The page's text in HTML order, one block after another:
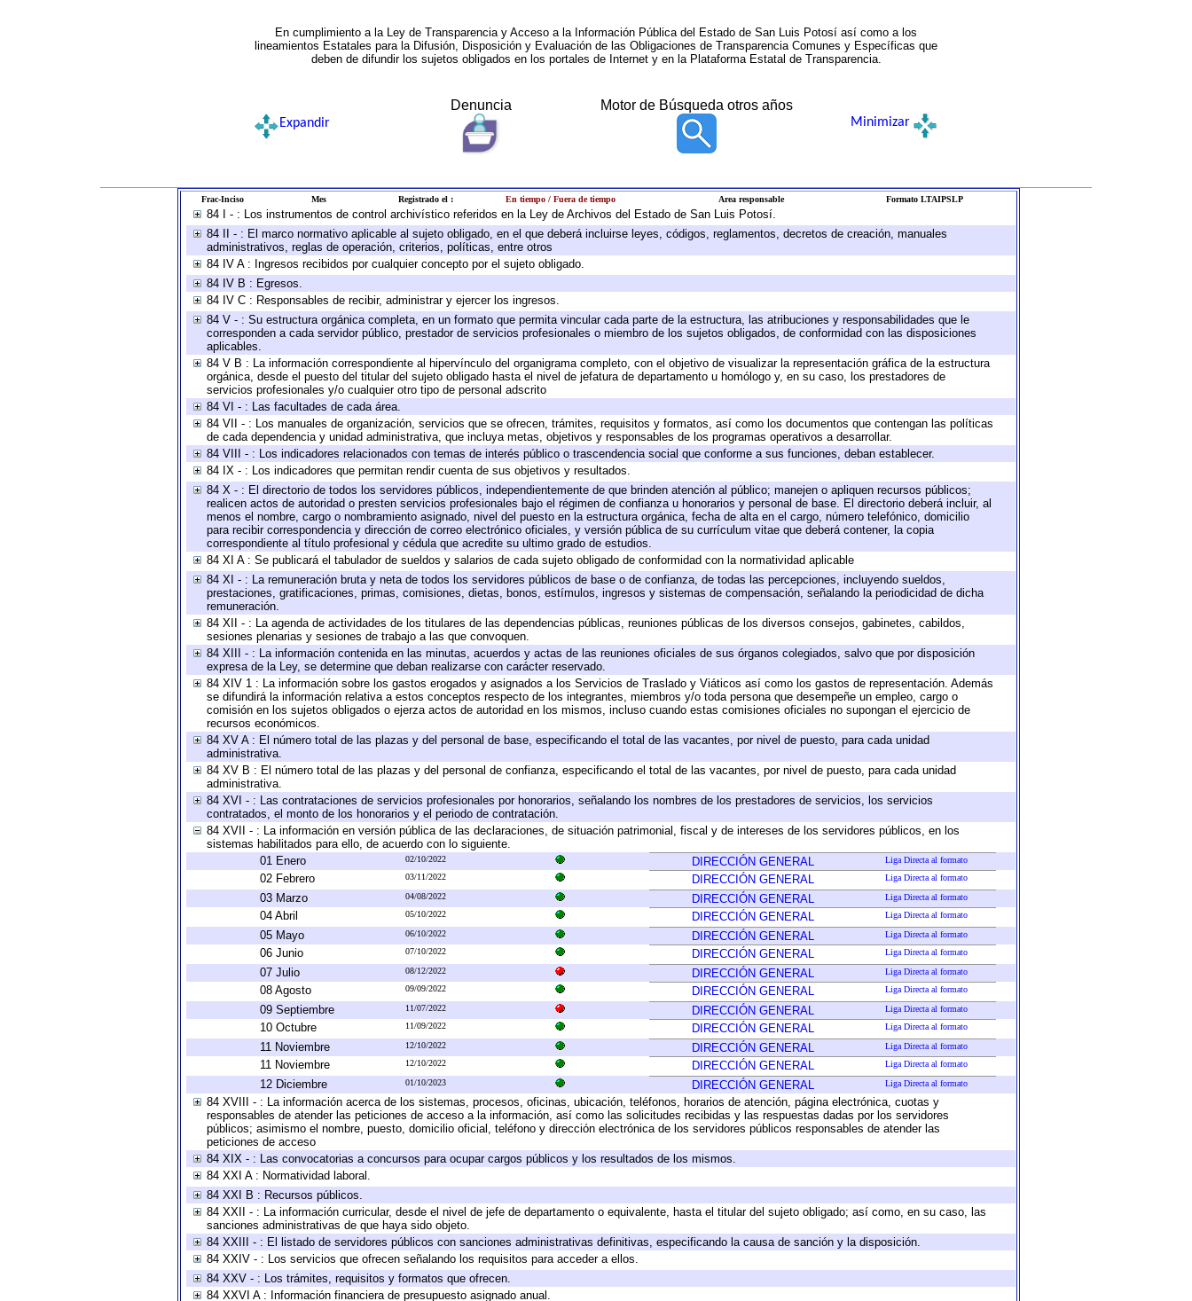
En cumplimiento a la Ley de Transparencia y Acceso a la Información Pública del Estado de San Luis Potosí así como a los
lineamientos Estatales para la Difusión, Disposición y Evaluación de las Obligaciones de Transparencia Comunes y Específicas que
deben de difundir los sujetos obligados en los portales de Internet y en la Plataforma Estatal de Transparencia.
Denuncia Motor de Búsqueda otros años
Expandir Minimizar
Frac-Inciso Mes Registrado el : En tiempo / Fuera de tiempo Area responsable Formato LTAIPSLP
84 I - : Los instrumentos de control archivístico referidos en la Ley de Archivos del Estado de San Luis Potosí.
84 II - : El marco normativo aplicable al sujeto obligado, en el que deberá incluirse leyes, códigos, reglamentos, decretos de creación, manuales
administrativos, reglas de operación, criterios, políticas, entre otros
84 IV A : Ingresos recibidos por cualquier concepto por el sujeto obligado.
84 IV B : Egresos.
84 IV C : Responsables de recibir, administrar y ejercer los ingresos.
84 V - : Su estructura orgánica completa, en un formato que permita vincular cada parte de la estructura, las atribuciones y responsabilidades que le
corresponden a cada servidor público, prestador de servicios profesionales o miembro de los sujetos obligados, de conformidad con las disposiciones
aplicables.
84 V B : La información correspondiente al hipervínculo del organigrama completo, con el objetivo de visualizar la representación gráfica de la estructura
orgánica, desde el puesto del titular del sujeto obligado hasta el nivel de jefatura de departamento u homólogo y, en su caso, los prestadores de
servicios profesionales y/o cualquier otro tipo de personal adscrito
84 VI - : Las facultades de cada área.
84 VII - : Los manuales de organización, servicios que se ofrecen, trámites, requisitos y formatos, así como los documentos que contengan las políticas
de cada dependencia y unidad administrativa, que incluya metas, objetivos y responsables de los programas operativos a desarrollar.
84 VIII - : Los indicadores relacionados con temas de interés público o trascendencia social que conforme a sus funciones, deban establecer.
84 IX - : Los indicadores que permitan rendir cuenta de sus objetivos y resultados.
84 X - : El directorio de todos los servidores públicos, independientemente de que brinden atención al público; manejen o apliquen recursos públicos;
realicen actos de autoridad o presten servicios profesionales bajo el régimen de confianza u honorarios y personal de base. El directorio deberá incluir, al
menos el nombre, cargo o nombramiento asignado, nivel del puesto en la estructura orgánica, fecha de alta en el cargo, número telefónico, domicilio
para recibir correspondencia y dirección de correo electrónico oficiales, y versión pública de su currículum vitae que deberá contener, la copia
correspondiente al título profesional y cédula que acredite su ultimo grado de estudios.
84 XI A : Se publicará el tabulador de sueldos y salarios de cada sujeto obligado de conformidad con la normatividad aplicable
84 XI - : La remuneración bruta y neta de todos los servidores públicos de base o de confianza, de todas las percepciones, incluyendo sueldos,
prestaciones, gratificaciones, primas, comisiones, dietas, bonos, estímulos, ingresos y sistemas de compensación, señalando la periodicidad de dicha
remuneración.
84 XII - : La agenda de actividades de los titulares de las dependencias públicas, reuniones públicas de los diversos consejos, gabinetes, cabildos,
sesiones plenarias y sesiones de trabajo a las que convoquen.
84 XIII - : La información contenida en las minutas, acuerdos y actas de las reuniones oficiales de sus órganos colegiados, salvo que por disposición
expresa de la Ley, se determine que deban realizarse con carácter reservado.
84 XIV 1 : La información sobre los gastos erogados y asignados a los Servicios de Traslado y Viáticos así como los gastos de representación. Además
se difundirá la información relativa a estos conceptos respecto de los integrantes, miembros y/o toda persona que desempeñe un empleo, cargo o
comisión en los sujetos obligados o ejerza actos de autoridad en los mismos, incluso cuando estas comisiones oficiales no supongan el ejercicio de
recursos económicos.
84 XV A : El número total de las plazas y del personal de base, especificando el total de las vacantes, por nivel de puesto, para cada unidad
administrativa.
84 XV B : El número total de las plazas y del personal de confianza, especificando el total de las vacantes, por nivel de puesto, para cada unidad
administrativa.
84 XVI - : Las contrataciones de servicios profesionales por honorarios, señalando los nombres de los prestadores de servicios, los servicios
contratados, el monto de los honorarios y el periodo de contratación.
84 XVII - : La información en versión pública de las declaraciones, de situación patrimonial, fiscal y de intereses de los servidores públicos, en los
sistemas habilitados para ello, de acuerdo con lo siguiente.
01 Enero
02/10/2022 DIRECCIÓN GENERAL Liga Directa al formato
02 Febrero 03/11/2022 DIRECCIÓN GENERAL Liga Directa al formato
03 Marzo 04/08/2022 DIRECCIÓN GENERAL Liga Directa al formato
04 Abril 05/10/2022 DIRECCIÓN GENERAL Liga Directa al formato
05 Mayo 06/10/2022 DIRECCIÓN GENERAL Liga Directa al formato
06 Junio 07/10/2022 DIRECCIÓN GENERAL Liga Directa al formato
07 Julio 08/12/2022 DIRECCIÓN GENERAL Liga Directa al formato
08 Agosto 09/09/2022 DIRECCIÓN GENERAL Liga Directa al formato
09 Septiembre 11/07/2022 DIRECCIÓN GENERAL Liga Directa al formato
10 Octubre 11/09/2022 DIRECCIÓN GENERAL Liga Directa al formato
11 Noviembre 12/10/2022 DIRECCIÓN GENERAL Liga Directa al formato
11 Noviembre 12/10/2022 DIRECCIÓN GENERAL Liga Directa al formato
12 Diciembre 01/10/2023 DIRECCIÓN GENERAL Liga Directa al formato
84 XVIII - : La información acerca de los sistemas, procesos, oficinas, ubicación, teléfonos, horarios de atención, página electrónica, cuotas y
responsables de atender las peticiones de acceso a la información, así como las solicitudes recibidas y las respuestas dadas por los servidores
públicos; asimismo el nombre, puesto, domicilio oficial, teléfono y dirección electrónica de los servidores públicos responsables de atender las
peticiones de acceso
84 XIX - : Las convocatorias a concursos para ocupar cargos públicos y los resultados de los mismos.
84 XXI A : Normatividad laboral.
84 XXI B : Recursos públicos.
84 XXII - : La información curricular, desde el nivel de jefe de departamento o equivalente, hasta el titular del sujeto obligado; así como, en su caso, las
sanciones administrativas de que haya sido objeto.
84 XXIII - : El listado de servidores públicos con sanciones administrativas definitivas, especificando la causa de sanción y la disposición.
84 XXIV - : Los servicios que ofrecen señalando los requisitos para acceder a ellos.
84 XXV - : Los trámites, requisitos y formatos que ofrecen.
84 XXVI A : Información financiera de presupuesto asignado anual.